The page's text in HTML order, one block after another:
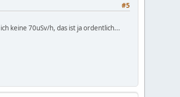
#5
keine 70uSv/h, das ist ja ordentlich...